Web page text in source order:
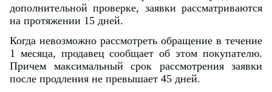
дополнительной проверке, заявки рассматриваются
на протяжении 15 дней.
Когда невозможно рассмотреть обращение в течение
1 месяца, продавец сообщает об этом покупателю.
Причем максимальный срок рассмотрения заявки
после продления не превышает 45 дней.